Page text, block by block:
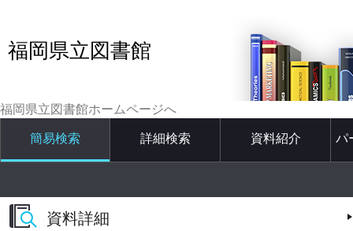
福岡県立図書館
福岡県立図書館ホームページへ
簡易検索 詳細検索 資料紹介 パ
資料詳細